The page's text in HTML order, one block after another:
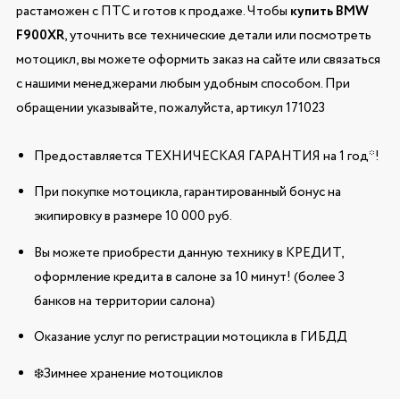
растаможен с ПТС и готов к продаже. Чтобы купить BMW
F900XR, уточнить все технические детали или посмотреть
мотоцикл, вы можете оформить заказ на сайте или связаться
с нашими менеджерами любым удобным способом. При
обращении указывайте, пожалуйста, артикул 171023
Предоставляется ТЕХНИЧЕСКАЯ ГАРАНТИЯ на 1 год*!
При покупке мотоцикла, гарантированный бонус на
экипировку в размере 10 000 руб.
Вы можете приобрести данную технику в КРЕДИТ,
оформление кредита в салоне за 10 минут! (более 3
банков на территории салона)
Оказание услуг по регистрации мотоцикла в ГИБДД
❄️Зимнее хранение мотоциклов